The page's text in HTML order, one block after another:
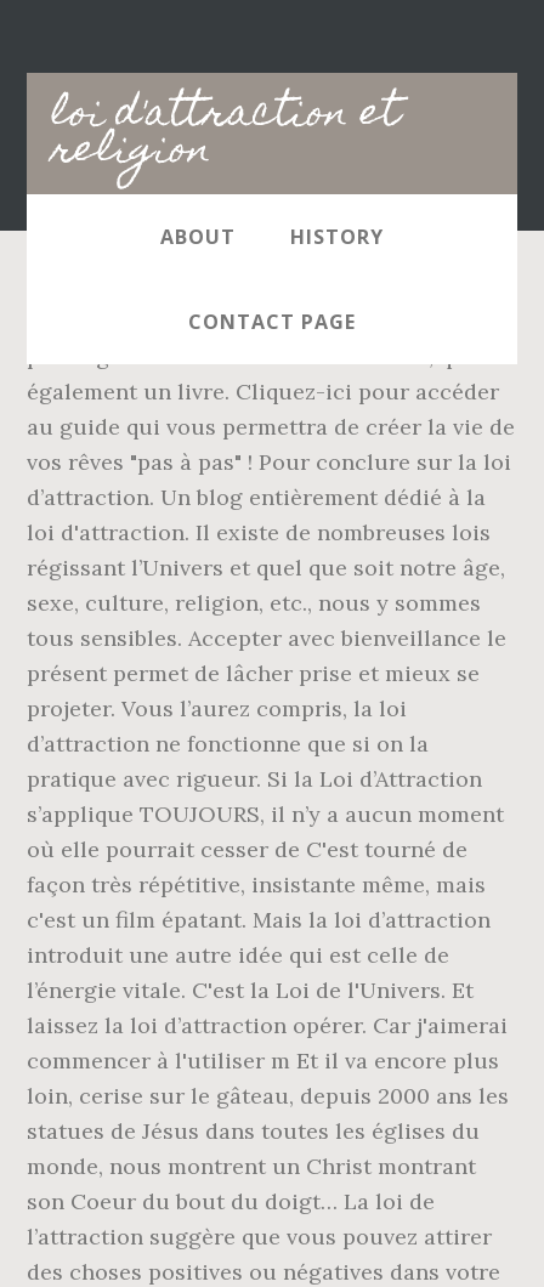
loi d'attraction et
religion
Main
navigation
ABOUT HISTORY
CONTACT PAGE
En fait, j'ai découvert la loi d'attraction en
également un livre. Cliquez-ici pour accéder
au guide qui vous permettra de créer la vie de
vos rêves "pas à pas" ! Pour conclure sur la loi
d’attraction. Un blog entièrement dédié à la
loi d'attraction. Il existe de nombreuses lois
régissant l’Univers et quel que soit notre âge,
sexe, culture, religion, etc., nous y sommes
tous sensibles. Accepter avec bienveillance le
présent permet de lâcher prise et mieux se
projeter. Vous l’aurez compris, la loi
d’attraction ne fonctionne que si on la
pratique avec rigueur. Si la Loi d’Attraction
s’applique TOUJOURS, il n’y a aucun moment
où elle pourrait cesser de C'est tourné de
façon très répétitive, insistante même, mais
c'est un film épatant. Mais la loi d’attraction
introduit une autre idée qui est celle de
l’énergie vitale. C'est la Loi de l'Univers. Et
laissez la loi d’attraction opérer. Car j'aimerai
commencer à l'utiliser m Et il va encore plus
loin, cerise sur le gâteau, depuis 2000 ans les
statues de Jésus dans toutes les églises du
monde, nous montrent un Christ montrant
son Coeur du bout du doigt… La loi de
l’attraction suggère que vous pouvez attirer
des choses positives ou négatives dans votre